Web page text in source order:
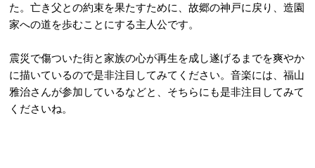
た。亡き父との約束を果たすために、故郷の神戸に戻り、造園
家への道を歩むことにする主人公です。
震災で傷ついた街と家族の心が再生を成し遂げるまでを爽やか
に描いているので是非注目してみてください。音楽には、福山
雅治さんが参加しているなどと、そちらにも是非注目してみて
くださいね。